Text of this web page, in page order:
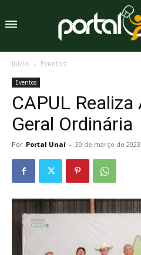
Início Eventos
Eventos
CAPUL
Geral Ordinária
Por Portal Unaí - 30 de março de 2023